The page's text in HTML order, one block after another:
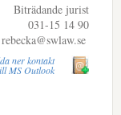
Biträdande jurist
031-15 14 90
rebecka@swlaw.se
ner kontakt
MS Outlook